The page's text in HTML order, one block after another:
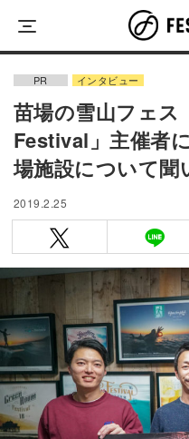
content
PR インタビュー
苗場の雪山フェ
Festival」主催者
場施設について聞
2019.2.25